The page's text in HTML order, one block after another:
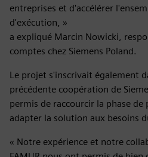
entreprises et d'accélérer
d'exécution, »
a expliqué Marcin Nowicki,
comptes chez Siemens Poland.
Le projet s'inscrivait également
précédente coopération de
permis de raccourcir la phase
adapter la solution aux besoins
« Notre expérience et notre